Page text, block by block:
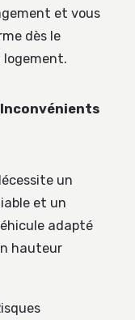
et vous
dès le
logement.
Inconvénients
un
et un
adapté
hauteur